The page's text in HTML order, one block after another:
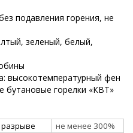
подавления горения, не
зеленый, белый,
высокотемпературный фен
бутановые горелки «КВТ»
не менее 300%